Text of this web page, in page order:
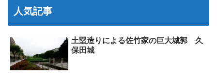
人気記事
土塁造りによる佐竹家の巨大城郭 久
保田城